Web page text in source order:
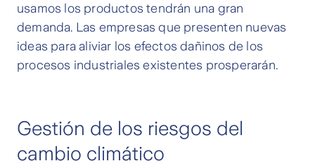
usamos los productos tendrán una gran
demanda. Las empresas que presenten nuevas
ideas para aliviar los efectos dañinos de los
procesos industriales existentes prosperarán.
Gestión de los riesgos del
cambio climático